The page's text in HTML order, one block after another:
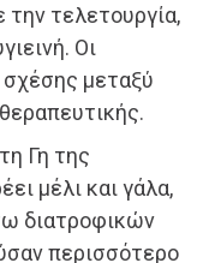
την τελετουργία,
Οι
σχέσης μεταξύ
Γη της
μέλι και γάλα,
διατροφικών
περισσότερο